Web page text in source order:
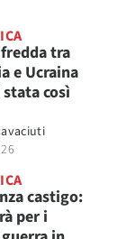
tra
e Ucraina
così
castigo:
per i